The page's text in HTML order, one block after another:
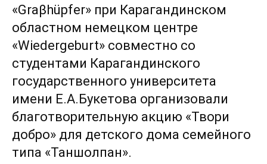
«Graβhüpfer» при Карагандинском
областном немецком центре
«Wiedergeburt» совместно со
студентами Карагандинского
государственного университета
имени Е.А.Букетова организовали
благотворительную акцию «Твори
добро» для детского дома семейного
типа «Таншолпан».